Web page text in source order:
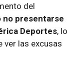
del
no presentarse
Deportes, lo
ver las excusas